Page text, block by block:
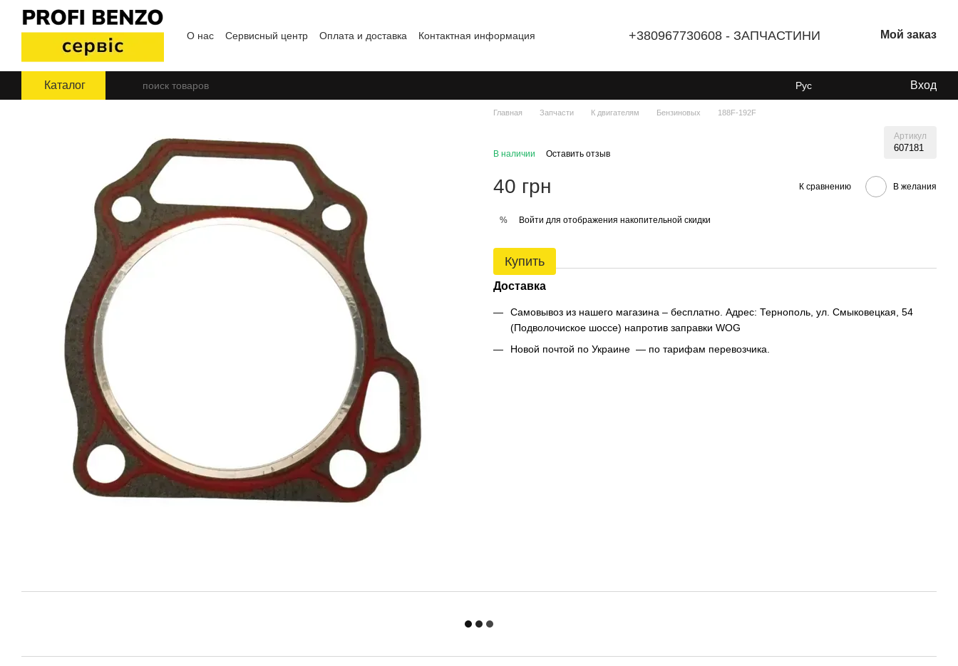
Перейти к основному контенту
О нас Сервисный центр Оплата и доставка
Контактная информация
+380967730608 - ЗАПЧАСТИНИ Мой заказ
Каталог Рус Вход
Главная Запчасти К двигателям Бензиновых 188F-192F
Артикул
607181
В наличии Оставить отзыв
40 грн К сравнению В желания
% Войти для отображения накопительной скидки
Купить
Доставка
Самовывоз из нашего магазина – бесплатно. Адрес: Тернополь, ул. Смыковецкая, 54
(Подволочиское шоссе) напротив заправки WOG
Новой почтой по Украине — по тарифам перевозчика.